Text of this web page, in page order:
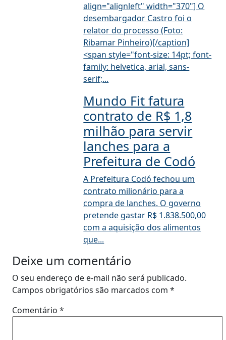
align="alignleft" width="370"] O
desembargador Castro foi o
relator do processo (Foto:
Ribamar Pinheiro)[/caption]
<span style="font-size: 14pt; font-
family: helvetica, arial, sans-
serif;...
Mundo Fit fatura
contrato de R$ 1,8
milhão para servir
lanches para a
Prefeitura de Codó
A Prefeitura Codó fechou um
contrato milionário para a
compra de lanches. O governo
pretende gastar R$ 1.838.500,00
com a aquisição dos alimentos
que...
Deixe um comentário
O seu endereço de e-mail não será publicado.
Campos obrigatórios são marcados com *
Comentário *